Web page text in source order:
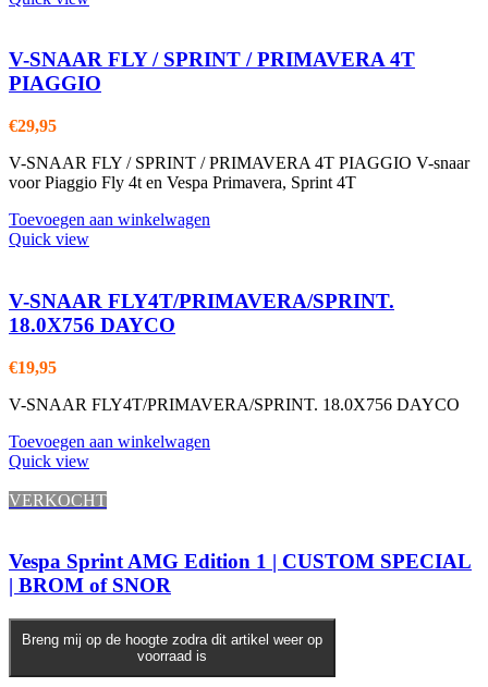
V-SNAAR FLY / SPRINT / PRIMAVERA 4T
PIAGGIO
€29,95
V-SNAAR FLY / SPRINT / PRIMAVERA 4T PIAGGIO V-snaar
voor Piaggio Fly 4t en Vespa Primavera, Sprint 4T
Toevoegen aan winkelwagen
Quick view
V-SNAAR FLY4T/PRIMAVERA/SPRINT.
18.0X756 DAYCO
€19,95
V-SNAAR FLY4T/PRIMAVERA/SPRINT. 18.0X756 DAYCO
Toevoegen aan winkelwagen
Quick view
VERKOCHT
Vespa Sprint AMG Edition 1 | CUSTOM SPECIAL
| BROM of SNOR
Breng mij op de hoogte zodra dit artikel weer op
voorraad is